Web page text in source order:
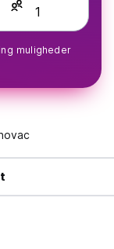
muligheder